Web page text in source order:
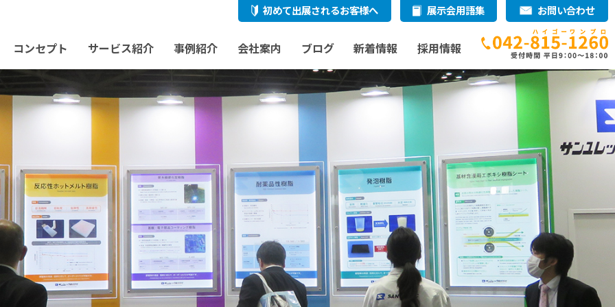
初めて出展されるお客様へ 展示会用語集 お問い合わせ
コンセプト サービス紹介 事例紹介 会社案内 ブログ 新着情報 採用情報